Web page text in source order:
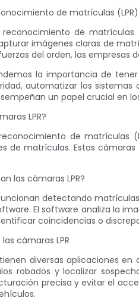
de matrículas (LPR)
de matrículas
imágenes claras de
del orden, las
la importancia de
automatizar los
un papel crucial en
LPR?
de matrículas
de matrículas. Estas
las cámaras LPR?
funcionan detectando
El software analiza la
coincidencias o
cámaras LPR
tienen diversas aplicaciones
robados y localizar
precisa y evitar el